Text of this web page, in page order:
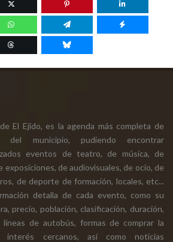
El Ejido, es la agenda más completa de
del municipio, pudiendo encontrar
eventos de teatro, de música, de
exposiciones, de audiovisuales, de ocio, de
de deporte de formación, locales, etc...
detalla de cada evento, como su
precio, población, clasificación, duración,
de autobús, formas de comprar la
interés cercanos, así como noticias